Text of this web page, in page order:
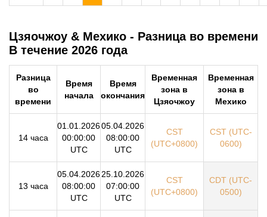
Цзяочжоу & Мехико - Разница во времени
В течение 2026 года
Разница
во
времени
Время
начала
Время
окончания
Временная
зона в
Цзяочжоу
Временная
зона в
Мехико
14 часа
01.01.2026
00:00:00
UTC
05.04.2026
08:00:00
UTC
CST
(UTC+0800)
CST (UTC-
0600)
13 часа
05.04.2026
08:00:00
UTC
25.10.2026
07:00:00
UTC
CST
(UTC+0800)
CDT (UTC-
0500)